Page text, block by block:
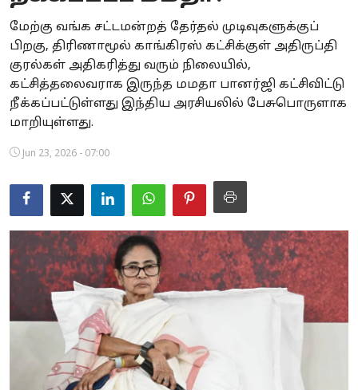
Business
Crime
Tamilnadu
National
Astrology
Spirituality
Weather
Politics
மேற்கு வங்க சட்டமன்றத் தேர்தல் முடிவுகளுக்குப்
பிறகு, திரிணாமூல் காங்கிரஸ் கட்சிக்குள் அதிருப்தி
குரல்கள் அதிகரித்து வரும் நிலையில்,
கட்சித்தலைவராக இருந்த மமதா பானர்ஜி கட்சிவிட்டு
நீக்கப்பட்டுள்ளது இந்திய அரசியலில் பேசுபொருளாக
மாறியுள்ளது.
Jun 23, 2026 - 07:00